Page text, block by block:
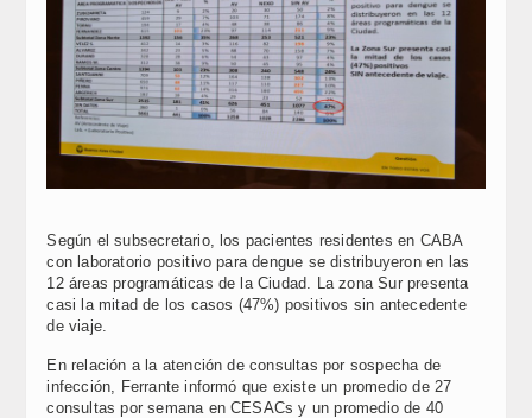
Según el subsecretario, los pacientes residentes en CABA
con laboratorio positivo para dengue se distribuyeron en las
12 áreas programáticas de la Ciudad. La zona Sur presenta
casi la mitad de los casos (47%) positivos sin antecedente
de viaje.
En relación a la atención de consultas por sospecha de
infección, Ferrante informó que existe un promedio de 27
consultas por semana en CESACs y un promedio de 40